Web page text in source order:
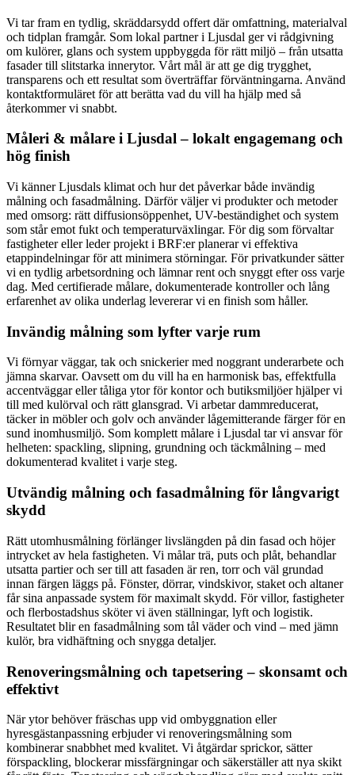
Vi tar fram en tydlig, skräddarsydd offert där omfattning, materialval
och tidplan framgår. Som lokal partner i Ljusdal ger vi rådgivning
om kulörer, glans och system uppbyggda för rätt miljö – från utsatta
fasader till slitstarka innerytor. Vårt mål är att ge dig trygghet,
transparens och ett resultat som överträffar förväntningarna. Använd
kontaktformuläret för att berätta vad du vill ha hjälp med så
återkommer vi snabbt.
Måleri & målare i Ljusdal – lokalt engagemang och
hög finish
Vi känner Ljusdals klimat och hur det påverkar både invändig
målning och fasadmålning. Därför väljer vi produkter och metoder
med omsorg: rätt diffusionsöppenhet, UV-beständighet och system
som står emot fukt och temperaturväxlingar. För dig som förvaltar
fastigheter eller leder projekt i BRF:er planerar vi effektiva
etappindelningar för att minimera störningar. För privatkunder sätter
vi en tydlig arbetsordning och lämnar rent och snyggt efter oss varje
dag. Med certifierade målare, dokumenterade kontroller och lång
erfarenhet av olika underlag levererar vi en finish som håller.
Invändig målning som lyfter varje rum
Vi förnyar väggar, tak och snickerier med noggrant underarbete och
jämna skarvar. Oavsett om du vill ha en harmonisk bas, effektfulla
accentväggar eller tåliga ytor för kontor och butiksmiljöer hjälper vi
till med kulörval och rätt glansgrad. Vi arbetar dammreducerat,
täcker in möbler och golv och använder lågemitterande färger för en
sund inomhusmiljö. Som komplett målare i Ljusdal tar vi ansvar för
helheten: spackling, slipning, grundning och täckmålning – med
dokumenterad kvalitet i varje steg.
Utvändig målning och fasadmålning för långvarigt
skydd
Rätt utomhusmålning förlänger livslängden på din fasad och höjer
intrycket av hela fastigheten. Vi målar trä, puts och plåt, behandlar
utsatta partier och ser till att fasaden är ren, torr och väl grundad
innan färgen läggs på. Fönster, dörrar, vindskivor, staket och altaner
får sina anpassade system för maximalt skydd. För villor, fastigheter
och flerbostadshus sköter vi även ställningar, lyft och logistik.
Resultatet blir en fasadmålning som tål väder och vind – med jämn
kulör, bra vidhäftning och snygga detaljer.
Renoveringsmålning och tapetsering – skonsamt och
effektivt
När ytor behöver fräschas upp vid ombyggnation eller
hyresgästanpassning erbjuder vi renoveringsmålning som
kombinerar snabbhet med kvalitet. Vi åtgärdar sprickor, sätter
förspackling, blockerar missfärgningar och säkerställer att nya skikt